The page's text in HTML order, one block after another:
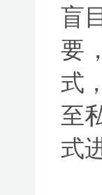
盲
要
式
至
式